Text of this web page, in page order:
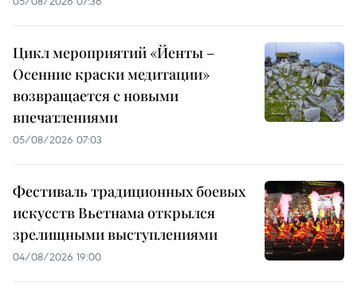
Цикл мероприятий «Йенты –
Осенние краски медитации»
возвращается с новыми
впечатлениями
05/08/2026 07:03
Фестиваль традиционных боевых
искусств Вьетнама открылся
зрелищными выступлениями
04/08/2026 19:00